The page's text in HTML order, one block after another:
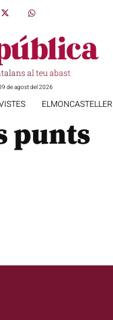
al teu abast
de agost del 2026
ELMONCASTELLER
punts